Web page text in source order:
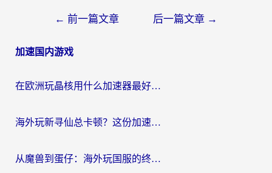
导
← 前一篇文章 后一篇文章 →
加速国内游戏
在欧洲玩晶核用什么加速器最好呢？一个老玩家的真心话
海外玩新寻仙总卡顿？这份加速器选择指南让你秒回国服流畅体验
从魔兽到蛋仔：海外玩国服的终极加速指南，找到你的专属高速通道